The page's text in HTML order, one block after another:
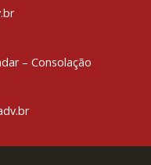
– Consolação